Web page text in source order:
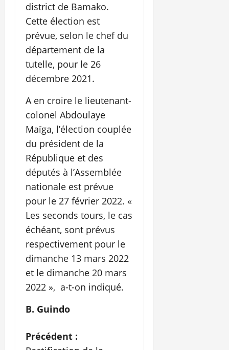
district de Bamako.
Cette élection est
prévue, selon le chef du
département de la
tutelle, pour le 26
décembre 2021.
A en croire le lieutenant-
colonel Abdoulaye
Maïga, l’élection couplée
du président de la
République et des
députés à l’Assemblée
nationale est prévue
pour le 27 février 2022. «
Les seconds tours, le cas
échéant, sont prévus
respectivement pour le
dimanche 13 mars 2022
et le dimanche 20 mars
2022 », a-t-on indiqué.
B. Guindo
N
Précédent :